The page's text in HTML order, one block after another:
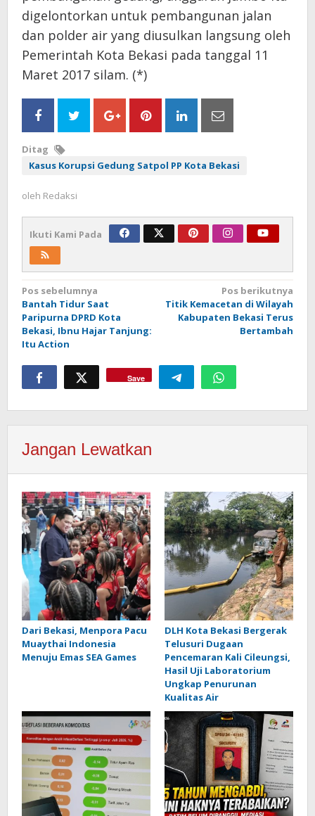
digelontorkan untuk pembangunan jalan
dan polder air yang diusulkan langsung oleh
Pemerintah Kota Bekasi pada tanggal 11
Maret 2017 silam. (*)
Ditag
Kasus Korupsi Gedung Satpol PP Kota Bekasi
oleh Redaksi
Ikuti Kami Pada
Navigasi
pos
Pos sebelumnya
Bantah Tidur Saat
Paripurna DPRD Kota
Bekasi, Ibnu Hajar Tanjung:
Itu Action
Pos berikutnya
Titik Kemacetan di Wilayah
Kabupaten Bekasi Terus
Bertambah
Save
Jangan Lewatkan
Dari Bekasi, Menpora Pacu
Muaythai Indonesia
Menuju Emas SEA Games
DLH Kota Bekasi Bergerak
Telusuri Dugaan
Pencemaran Kali Cileungsi,
Hasil Uji Laboratorium
Ungkap Penurunan
Kualitas Air